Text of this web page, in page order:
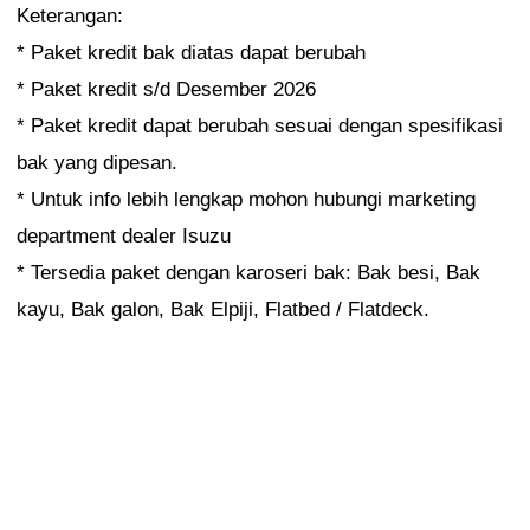
Keterangan:
* Paket kredit bak diatas dapat berubah
* Paket kredit s/d Desember 2026
* Paket kredit dapat berubah sesuai dengan spesifikasi
bak yang dipesan.
* Untuk info lebih lengkap mohon hubungi marketing
department dealer Isuzu
* Tersedia paket dengan karoseri bak: Bak besi, Bak
kayu, Bak galon, Bak Elpiji, Flatbed / Flatdeck.